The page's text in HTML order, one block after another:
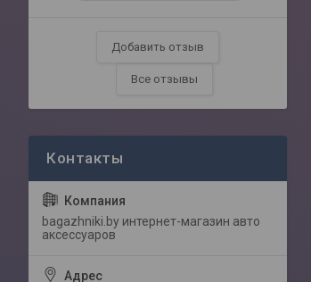
Добавить отзыв
Все отзывы
bagazhniki.by интернет-магазин авто
аксессуаров